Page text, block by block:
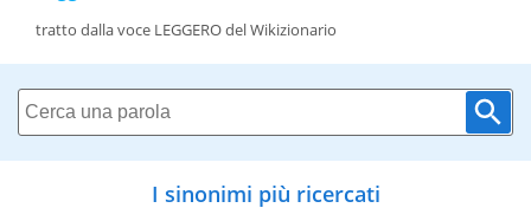
tratto dalla voce LEGGERO del Wikizionario
I sinonimi più ricercati